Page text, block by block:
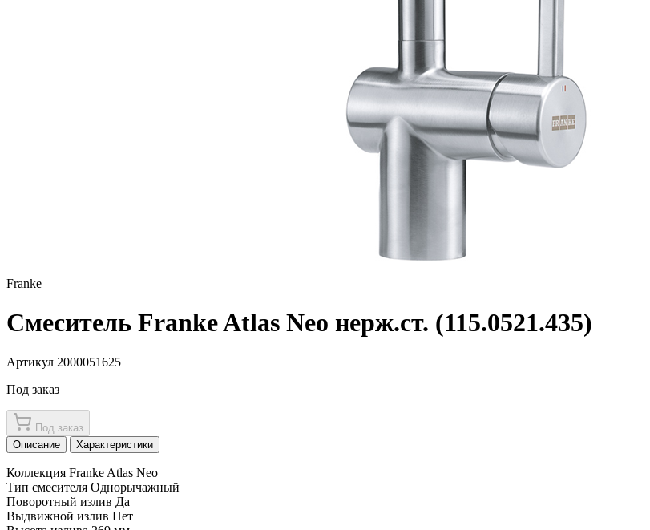
Franke
Смеситель Franke Atlas Neo нерж.ст. (115.0521.435)
Артикул 2000051625
Под заказ
Под заказ
Описание
Характеристики
Коллекция Franke Atlas Neo
Тип смесителя Однорычажный
Поворотный излив Да
Выдвижной излив Нет